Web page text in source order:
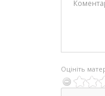
Оцініть